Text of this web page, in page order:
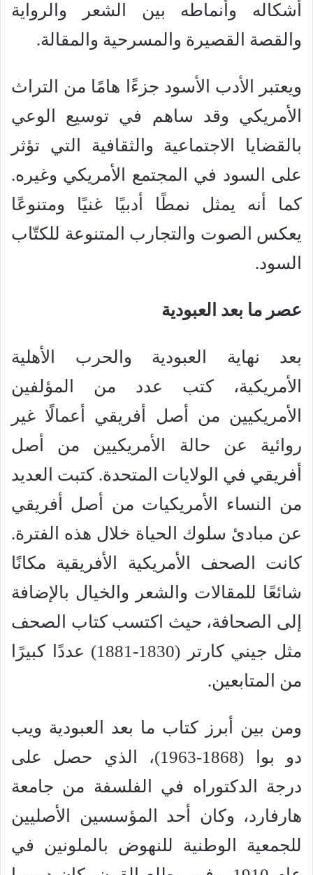
أشكاله وأنماطه بين الشعر والرواية
والقصة القصيرة والمسرحية والمقالة.
ويعتبر الأدب الأسود جزءًا هامًا من التراث
الأمريكي وقد ساهم في توسيع الوعي
بالقضايا الاجتماعية والثقافية التي تؤثر
على السود في المجتمع الأمريكي وغيره.
كما أنه يمثل نمطًا أدبيًا غنيًا ومتنوعًا
يعكس الصوت والتجارب المتنوعة للكتّاب
السود.
عصر ما بعد العبودية
بعد نهاية العبودية والحرب الأهلية
الأمريكية، كتب عدد من المؤلفين
الأمريكيين من أصل أفريقي أعمالًا غير
روائية عن حالة الأمريكيين من أصل
أفريقي في الولايات المتحدة. كتبت العديد
من النساء الأمريكيات من أصل أفريقي
عن مبادئ سلوك الحياة خلال هذه الفترة.
كانت الصحف الأمريكية الأفريقية مكانًا
شائعًا للمقالات والشعر والخيال بالإضافة
إلى الصحافة، حيث اكتسب كتاب الصحف
مثل جيني كارتر (1830-1881) عددًا كبيرًا
من المتابعين.
ومن بين أبرز كتاب ما بعد العبودية ويب
دو بوا (1868-1963)، الذي حصل على
درجة الدكتوراه في الفلسفة من جامعة
هارفارد، وكان أحد المؤسسين الأصليين
للجمعية الوطنية للنهوض بالملونين في